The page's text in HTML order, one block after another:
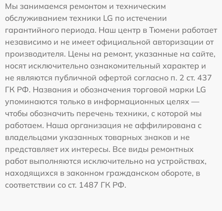
Мы занимаемся ремонтом и техническим
обслуживанием техники LG по истечении
гарантийного периода. Наш центр в Тюмени работает
независимо и не имеет официальной авторизации от
производителя. Цены на ремонт, указанные на сайте,
носят исключительно ознакомительный характер и
не являются публичной офертой согласно п. 2 ст. 437
ГК РФ. Названия и обозначения торговой марки LG
упоминаются только в информационных целях —
чтобы обозначить перечень техники, с которой мы
работаем. Наша организация не аффилирована с
владельцами указанных товарных знаков и не
представляет их интересы. Все виды ремонтных
работ выполняются исключительно на устройствах,
находящихся в законном гражданском обороте, в
соответствии со ст. 1487 ГК РФ.